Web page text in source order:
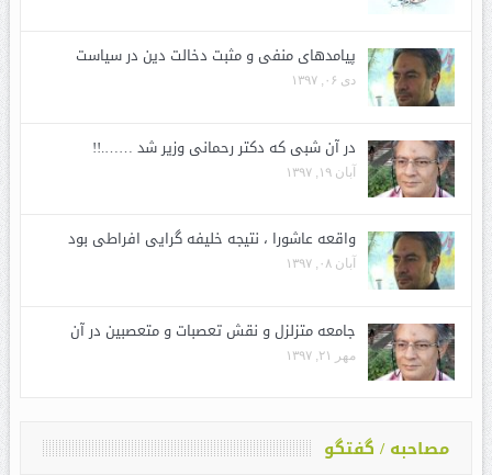
پیامدهای منفی و مثبت دخالت دین در سیاست
دی ۰۶, ۱۳۹۷
در آن شبی که دکتر رحمانی وزیر شد …….!!
آبان ۱۹, ۱۳۹۷
واقعه عاشورا ، نتیجه خلیفه گرایی افراطی بود
آبان ۰۸, ۱۳۹۷
جامعه متزلزل و نقش تعصبات و متعصبین در آن
مهر ۲۱, ۱۳۹۷
مصاحبه / گفتگو